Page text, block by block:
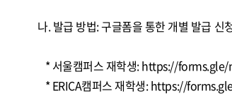
나. 발급 방법: 구글폼을 통한 개별 발급 신
* 서울캠퍼스 재학생:https://forms.gle/
* ERICA캠퍼스 재학생:https://